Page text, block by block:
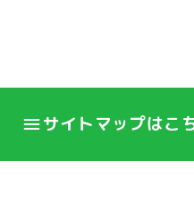
サイトマップはこ